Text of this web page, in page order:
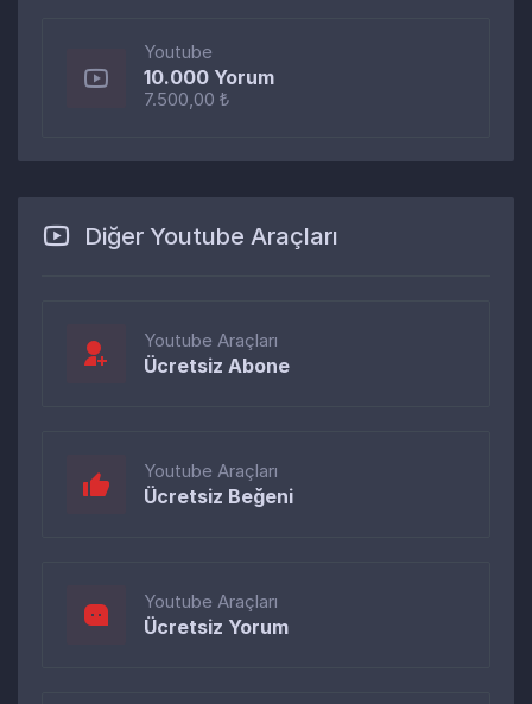
Youtube
10.000 Yorum
7.500,00 ₺
Diğer Youtube Araçları
Youtube Araçları
Ücretsiz Abone
Youtube Araçları
Ücretsiz Beğeni
Youtube Araçları
Ücretsiz Yorum